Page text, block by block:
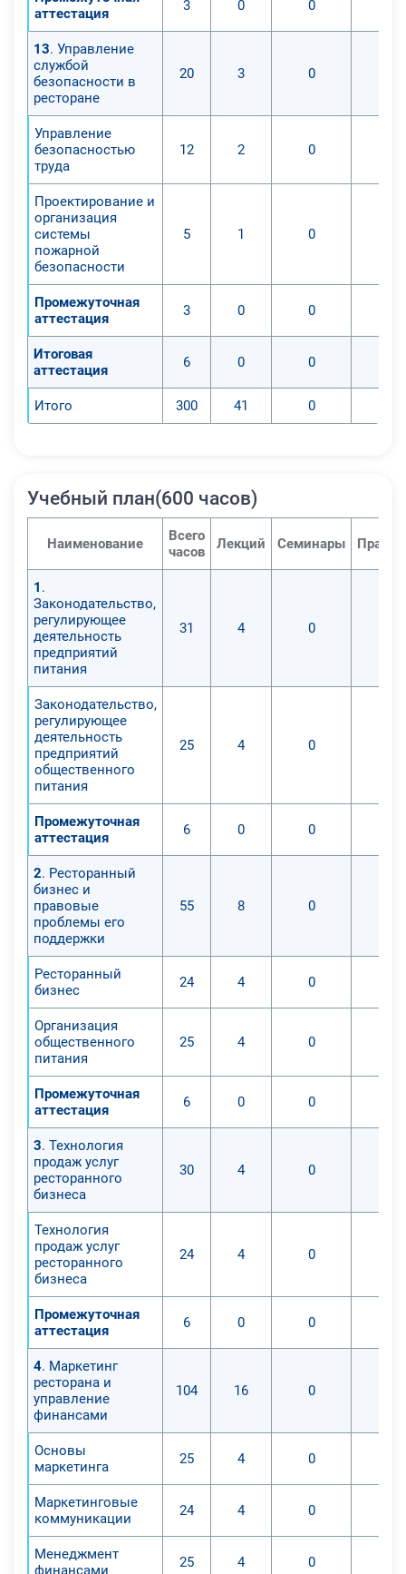
аттестация
3 0 0
13. Управление
службой
безопасности в
ресторане
20 3 0
Управление
безопасностью
труда
12 2 0
Проектирование и
организация
системы
пожарной
безопасности
5 1 0
Промежуточная
аттестация
3 0 0
Итоговая
аттестация
6 0 0
Итого 300 41 0
Учебный план(600 часов)
Наименование
Всего
часов
Лекций Семинары
1 .
Законодательство,
регулирующее
деятельность
предприятий
питания
31 4 0
Законодательство,
регулирующее
деятельность
предприятий
общественного
питания
25 4 0
Промежуточная
аттестация
6 0 0
2. Ресторанный
бизнес и
правовые
проблемы его
поддержки
55 8 0
Ресторанный
бизнес
24 4 0
Организация
общественного
питания
25 4 0
Промежуточная
аттестация
6 0 0
3. Технология
продаж услуг
ресторанного
бизнеса
30 4 0
Технология
продаж услуг
ресторанного
бизнеса
24 4 0
Промежуточная
аттестация
6 0 0
4. Маркетинг
ресторана и
управление
финансами
104 16 0
Основы
маркетинга
25 4 0
Маркетинговые
коммуникации
24 4 0
Менеджмент
финансами
25 4 0